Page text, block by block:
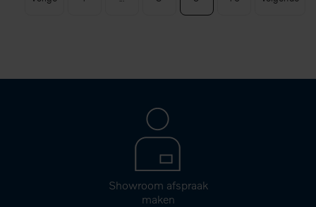
Showroom afspraak
maken